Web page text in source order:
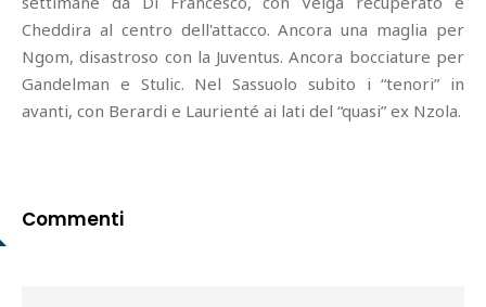
Cheddira al centro dell'attacco. Ancora una maglia per
Ngom, disastroso con la Juventus. Ancora bocciature per
Gandelman e Stulic. Nel Sassuolo subito i “tenori” in
avanti, con Berardi e Laurienté ai lati del “quasi” ex Nzola.
Commenti